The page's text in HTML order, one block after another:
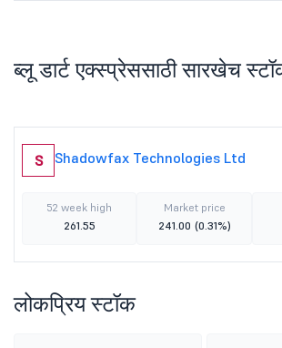
ब्लू डार्ट एक्स्प्रेससाठी सारखेच
S Shadowfax Technologies Ltd
52 week high
261.55
Market price
241.00 (0.31%)
लोकप्रिय स्टॉक